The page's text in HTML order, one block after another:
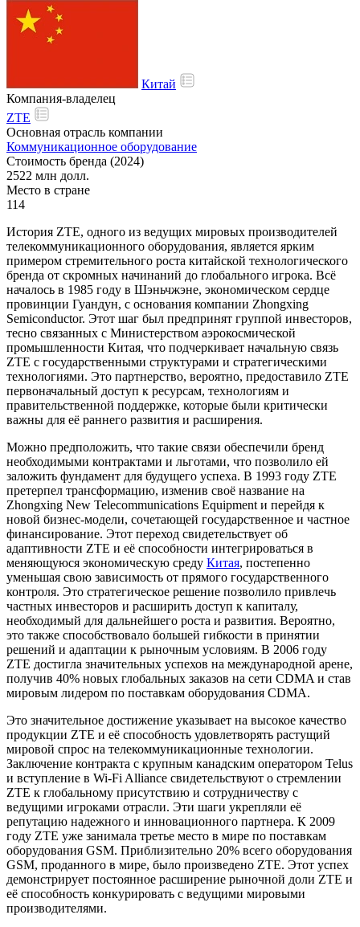
Китай
Компания-владелец
ZTE
Основная отрасль компании
Коммуникационное оборудование
Стоимость бренда (2024)
2522 млн долл.
Место в стране
114
История ZTE, одного из ведущих мировых производителей
телекоммуникационного оборудования, является ярким
примером стремительного роста китайской технологического
бренда от скромных начинаний до глобального игрока. Всё
началось в 1985 году в Шэньчжэне, экономическом сердце
провинции Гуандун, с основания компании Zhongxing
Semiconductor. Этот шаг был предпринят группой инвесторов,
тесно связанных с Министерством аэрокосмической
промышленности Китая, что подчеркивает начальную связь
ZTE с государственными структурами и стратегическими
технологиями. Это партнерство, вероятно, предоставило ZTE
первоначальный доступ к ресурсам, технологиям и
правительственной поддержке, которые были критически
важны для её раннего развития и расширения.
Можно предположить, что такие связи обеспечили бренд
необходимыми контрактами и льготами, что позволило ей
заложить фундамент для будущего успеха. В 1993 году ZTE
претерпел трансформацию, изменив своё название на
Zhongxing New Telecommunications Equipment и перейдя к
новой бизнес-модели, сочетающей государственное и частное
финансирование. Этот переход свидетельствует об
адаптивности ZTE и её способности интегрироваться в
меняющуюся экономическую среду Китая, постепенно
уменьшая свою зависимость от прямого государственного
контроля. Это стратегическое решение позволило привлечь
частных инвесторов и расширить доступ к капиталу,
необходимый для дальнейшего роста и развития. Вероятно,
это также способствовало большей гибкости в принятии
решений и адаптации к рыночным условиям. В 2006 году
ZTE достигла значительных успехов на международной арене,
получив 40% новых глобальных заказов на сети CDMA и став
мировым лидером по поставкам оборудования CDMA.
Это значительное достижение указывает на высокое качество
продукции ZTE и её способность удовлетворять растущий
мировой спрос на телекоммуникационные технологии.
Заключение контракта с крупным канадским оператором Telus
и вступление в Wi-Fi Alliance свидетельствуют о стремлении
ZTE к глобальному присутствию и сотрудничеству с
ведущими игроками отрасли. Эти шаги укрепляли её
репутацию надежного и инновационного партнера. К 2009
году ZTE уже занимала третье место в мире по поставкам
оборудования GSM. Приблизительно 20% всего оборудования
GSM, проданного в мире, было произведено ZTE. Этот успех
демонстрирует постоянное расширение рыночной доли ZTE и
её способность конкурировать с ведущими мировыми
производителями.